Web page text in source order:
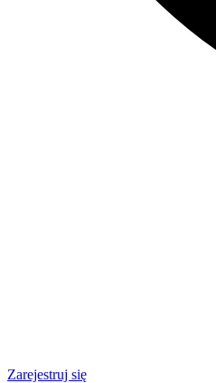
Zarejestruj się